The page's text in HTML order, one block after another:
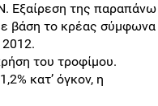
της παραπάνω
βάση το κρέας σύμφωνα
του τροφίμου.
κατ’ όγκον, η